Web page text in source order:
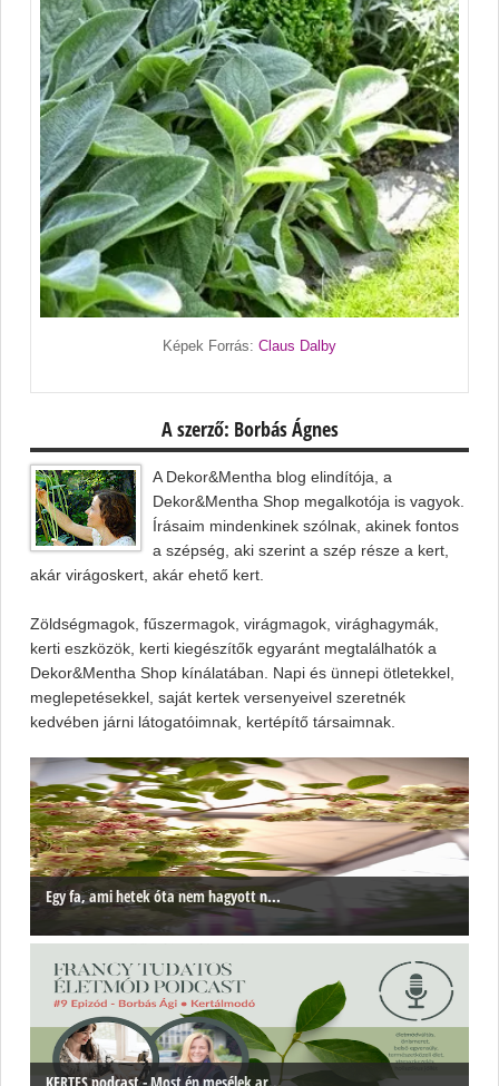
Képek Forrás: Claus Dalby
A szerző: Borbás Ágnes
A Dekor&Mentha blog elindítója, a
Dekor&Mentha Shop megalkotója is vagyok.
Írásaim mindenkinek szólnak, akinek fontos
a szépség, aki szerint a szép része a kert,
akár virágoskert, akár ehető kert.
Zöldségmagok, fűszermagok, virágmagok, virághagymák,
kerti eszközök, kerti kiegészítők egyaránt megtalálhatók a
Dekor&Mentha Shop kínálatában. Napi és ünnepi ötletekkel,
meglepetésekkel, saját kertek versenyeivel szeretnék
kedvében járni látogatóimnak, kertépítő társaimnak.
Egy fa, ami hetek óta nem hagyott n...